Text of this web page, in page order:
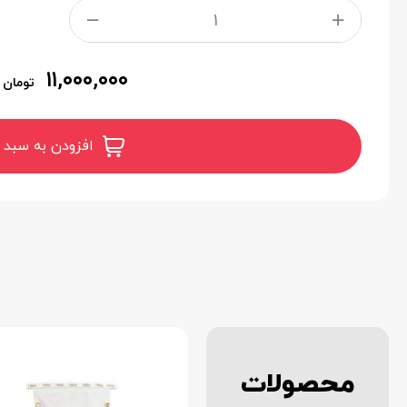
۱۱,۰۰۰,۰۰۰ تومان
افزودن به
محصولات